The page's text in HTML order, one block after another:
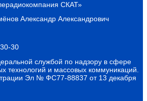
СКАТ»
Александр Александрович
30
службой по надзору в сфере
технологий и массовых коммуникаций.
Эл № ФС77-88837 от 13 декабря